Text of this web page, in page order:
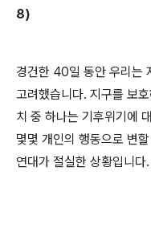
8)
경건한 40일 동안 우리는
고려했습니다. 지구를 보
치 중 하나는 기후위기에
몇몇 개인의 행동으로 변
연대가 절실한 상황입니다.